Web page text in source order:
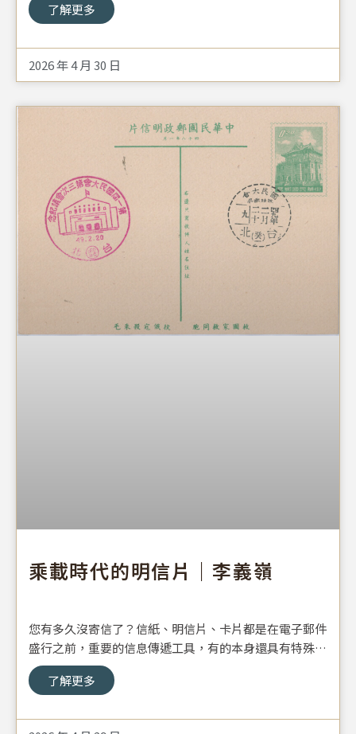
代的同事，便告知這是專門治療跌打損傷與疔瘡(臺語俗
化膿性炎症)的「狗皮膏藥」。「火箭膏」是傳統的中醫
外用貼布，民間俗稱「狗皮膏藥」。最初因看重狗皮具有
使用時，需先用火或吹風機加熱使黑色的藥膏軟化，再貼
合患部以密封藥效。因其藥效持久，早期部分較為清貧的
家庭也顧不得衛生，為了節省，全家人一起共用。
了解更多
2026 年 4 月 30 日
乘載時代的明信片｜李義嶺
您有多久沒寄信了？信紙、明信片、卡片都是在電子郵件
盛行之前，重要的信息傳遞工具，有的本身還具有特殊紀
念價值。基金會近期典藏的一張明信片，即可看出大時代
背景下的特殊意義。李義嶺出生於1932年（民國21
臺。之後於政戰學校畢業，參與過823炮戰、金廈砲戰，
了解更多